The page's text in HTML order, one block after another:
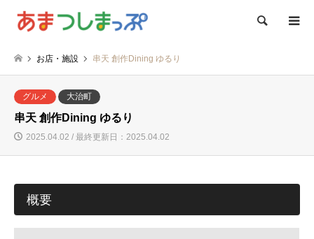
検索
お店・施設 串天 創作Dining ゆるり
グルメ 大治町
串天 創作Dining ゆるり
2025.04.02 / 最終更新日：2025.04.02
概要